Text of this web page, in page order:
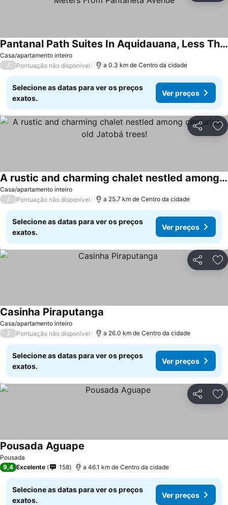
Casa/apartamento inteiro
Pantanal Path Suites In Aquidauana, Less Than 100 Meters From Pantaneta Avenue
/ Pontuação não disponível a 0.3 km de Centro da cidade
Selecione as datas para ver os preços
exatos.
Ver preços
Partilhar
Casa/apartamento inteiro
A rustic and charming chalet nestled among centuries-old Jatobá trees!
/ Pontuação não disponível a 25.7 km de Centro da cidade
Selecione as datas para ver os preços
exatos.
Ver preços
Partilhar
Casa/apartamento inteiro
Casinha Piraputanga
/ Pontuação não disponível a 26.0 km de Centro da cidade
Selecione as datas para ver os preços
exatos.
Ver preços
Partilhar
Pousada
Pousada Aguape
9,4 Excelente 158 a 46.1 km de Centro da cidade
Selecione as datas para ver os preços
exatos.
Ver preços